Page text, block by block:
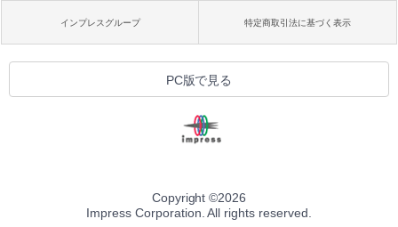
インプレスグループ 特定商取引法に基づく表示
PC版で見る
Copyright ©2026
Impress Corporation. All rights reserved.